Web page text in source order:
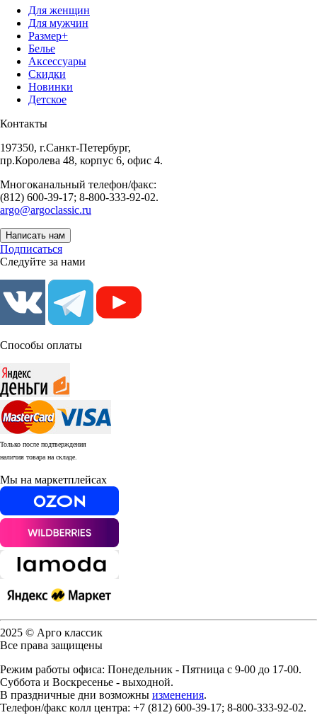
Для женщин
Для мужчин
Размер+
Белье
Аксессуары
Скидки
Новинки
Детское
Контакты
197350, г.Санкт-Петербург,
пр.Королева 48, корпус 6, офис 4.
Многоканальный телефон/факс:
(812) 600-39-17; 8-800-333-92-02.
argo@argoclassic.ru
Написать нам
Подписаться
Следуйте за нами
Способы оплаты
Только после подтверждения
наличия товара на складе.
Мы на маркетплейсах
2025 © Арго классик
Все права защищены
Режим работы офиса: Понедельник - Пятница с 9-00 до 17-00.
Суббота и Воскресенье - выходной.
В праздничные дни возможны изменения.
Телефон/факс колл центра: +7 (812) 600-39-17; 8-800-333-92-02.